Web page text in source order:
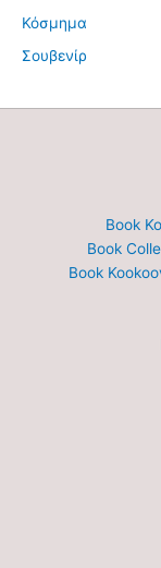
Κόσμημα
Σουβενίρ
Book
Book
Book